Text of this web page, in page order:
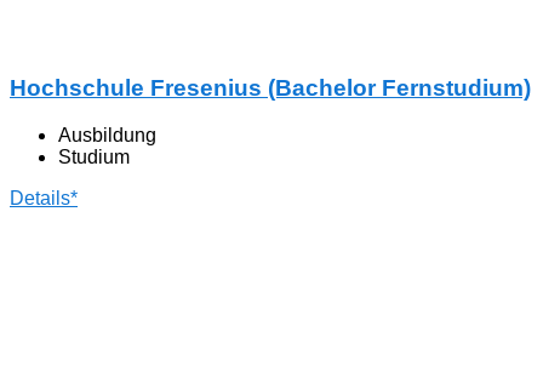
Hochschule Fresenius (Bachelor Fernstudium)
Ausbildung
Studium
Details*